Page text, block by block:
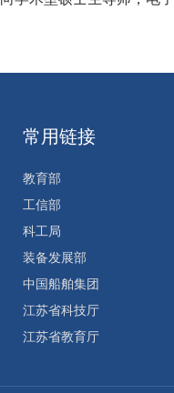
常用链接
教育部
工信部
科工局
装备发展部
中国船舶集团
江苏省科技厅
江苏省教育厅